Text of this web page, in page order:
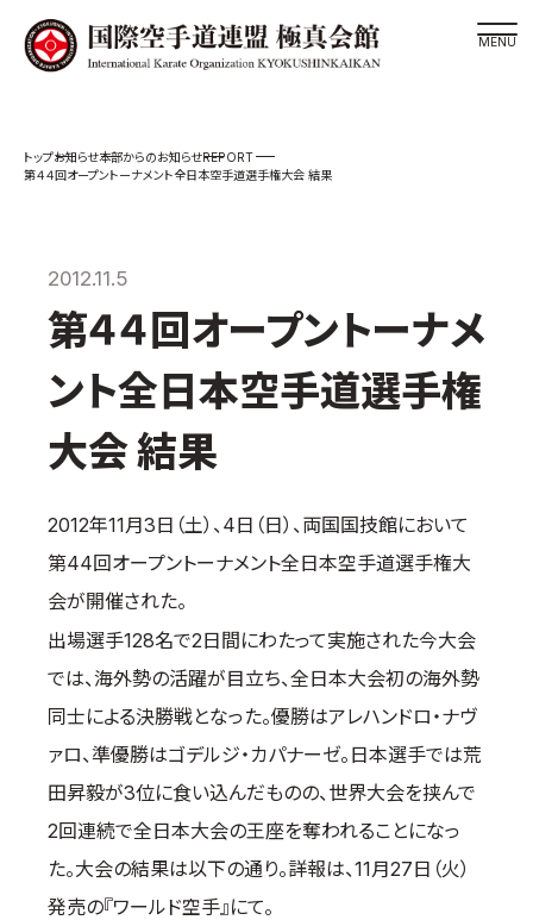
スケジュール
松井章奎館長 紹介
極真の歴史
極真会館のご案内
極真会館の概要
各委員会紹介
国際空手道連盟について
本部からのお知らせ
支部からのお知らせ
公式大会
公式記録
試合規則
入門のご案内
青少年部・保護者の方へ
お知らせ本部からのお知らせREPORT
第４４回オープントーナメント全日本空手道選手権大会 結果
2012.11.5
第４４回オープントーナメ
ント全日本空手道選手権
大会 結果
2012年11月3日（土）、4日（日）、両国国技館において
第44回オープントーナメント全日本空手道選手権大
会が開催された。
出場選手128名で2日間にわたって実施された今大会
では、海外勢の活躍が目立ち、全日本大会初の海外勢
同士による決勝戦となった。優勝はアレハンドロ・ナヴ
ァロ、準優勝はゴデルジ・カパナーゼ。日本選手では荒
田昇毅が3位に食い込んだものの、世界大会を挟んで
2回連続で全日本大会の王座を奪われることになっ
た。大会の結果は以下の通り。詳報は、11月27日（火）
発売の『ワールド空手』にて。